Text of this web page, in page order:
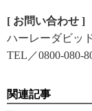
[ お問い合わせ ]
ハーレーダビッ
TEL／0800-080-
関連記事